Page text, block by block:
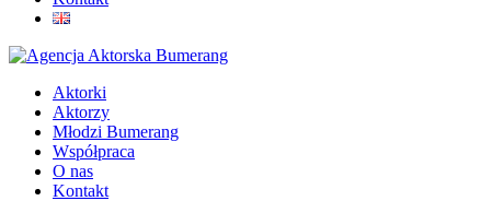
Aktorki
Aktorzy
Młodzi Bumerang
Współpraca
O nas
Kontakt